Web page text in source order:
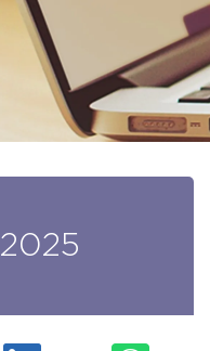
2025